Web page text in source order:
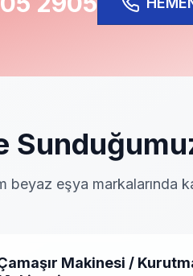
beyaz eşya markalarında
Makinesi /